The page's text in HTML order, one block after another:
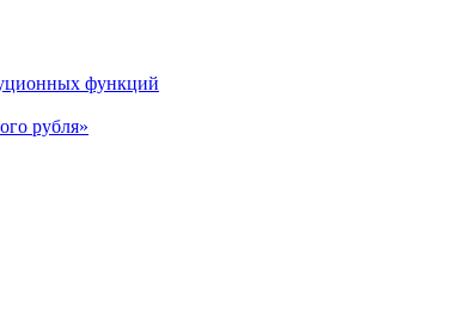
функций
рубля»